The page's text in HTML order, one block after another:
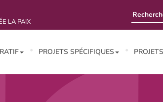
LA PAIX
PROJETS SPÉCIFIQUES